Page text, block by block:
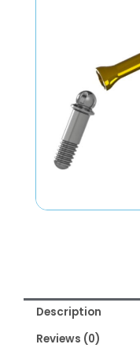
Description
Reviews (0)